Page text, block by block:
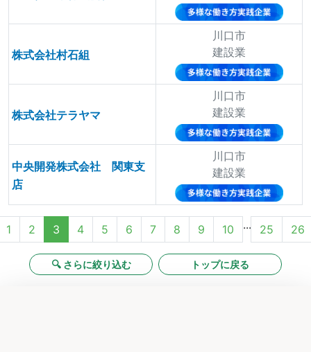
株式会社村石組
川口市
建設業
株式会社テラヤマ
川口市
建設業
中央開発株式会社 関東支
店
川口市
建設業
1 2 3 4 5 6 7 8 9 10 ... 25 26
🔍 さらに絞り込む トップに戻る